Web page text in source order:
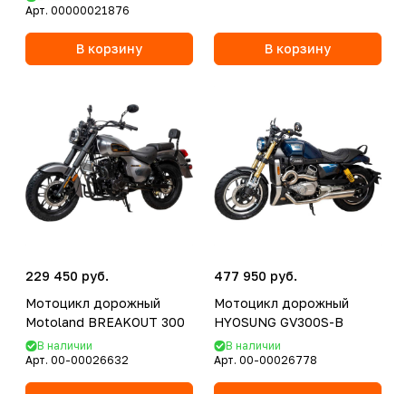
Арт. 00000021876
В корзину В корзину
229 450 руб.
Мотоцикл дорожный
Motoland BREAKOUT 300
В наличии
Арт. 00-00026632
477 950 руб.
Мотоцикл дорожный
HYOSUNG GV300S-B
В наличии
Арт. 00-00026778